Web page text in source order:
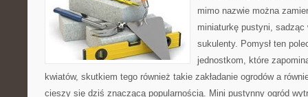
mimo nazwie można
miniaturkę pustyni,
sukulenty. Pomysł ten
jednostkom, które
kwiatów, skutkiem tego również takie zakładanie ogrodów a
cieszy się dziś znaczącą popularnością. Mini pustynny ogród